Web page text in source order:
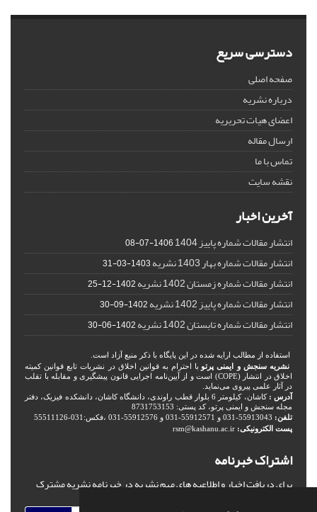
دسترسی سریع
صفحه اصلی
درباره نشریه
اعضای هیات تحریریه
ارسال مقاله
تماس با ما
نقشه سایت
آخرین اخبار
انتشار مقالات شماره پاییز 1404 1406-07-08
انتشار مقالات شماره بهار 1403 نشریه 1403-03-31
انتشار مقالات شماره زمستان 1402 نشریه 1402-12-25
انتشار مقالات شماره پاییز 1402 نشریه 1402-09-30
انتشار مقالات شماره تابستان 1402 نشریه 1402-06-30
استفاده از مطالب ارایه شده در این پایگاه با ذکر منبع آزاد است.
نشریه سنجش و ایمنی پرتو با احترام به قوانین اخلاق در نشریات تابع قوانین کمیته
اخلاق در انتشار (COPE) است و از آیین‌نامه اجرایی قانون پیشگیری و مقابله با تقلب
در آثار علمی پیروی می‌نماید.
آدرس :
کاشان، کیلومتر 6 بلوار قطب راوندی، دانشگاه کاشان، دانشکده فیزیک، دفتر
مجله سنجش و ایمنی پرتو، کد پستی: 8731753153
تلفن:
پست الکترونیکی: rsm@kashanu.ac.ir
اشتراک خبرنامه
برای دریافت اخبار و اطلاعیه های مهم نشریه در خبرنامه نشریه مشترک